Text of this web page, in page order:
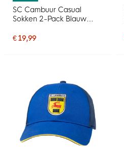
SC Cambuur Casual
Sokken 2-Pack Blauw
€ 19,99